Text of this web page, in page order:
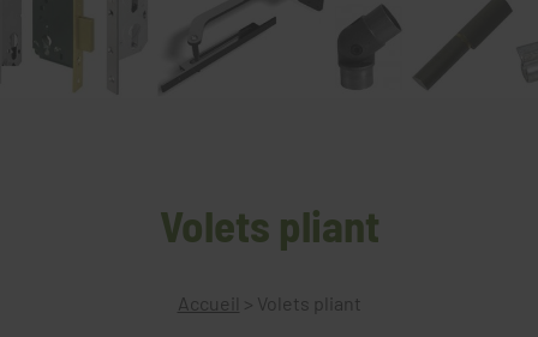
Volets pliant
Accueil > Volets pliant